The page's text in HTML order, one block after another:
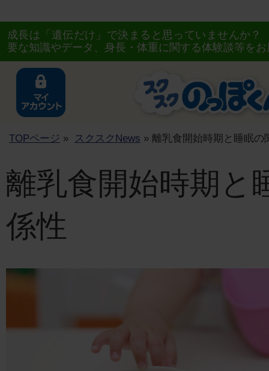
成長は「遺伝だけ」で決まると思っていませんか
要な知識やデータ、身長・体重に関する体験談等を
TOPページ » スクスクNews » 離乳食開始時期と睡眠の
離乳食開始時期と
係性